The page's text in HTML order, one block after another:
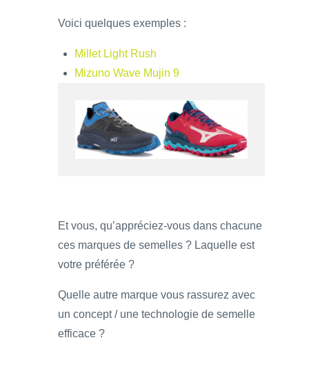
Voici quelques exemples :
Millet Light Rush
Mizuno Wave Mujin 9
Et vous, qu’appréciez-vous dans chacune
ces marques de semelles ? Laquelle est
votre préférée ?
Quelle autre marque vous rassurez avec
un concept / une technologie de semelle
efficace ?